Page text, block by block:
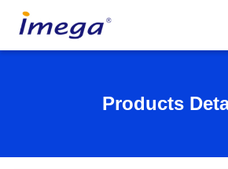
Products